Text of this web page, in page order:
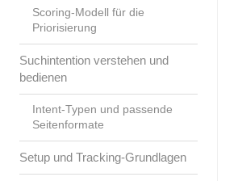
Scoring-Modell für die
Priorisierung
Suchintention verstehen und
bedienen
Intent-Typen und passende
Seitenformate
Setup und Tracking-Grundlagen